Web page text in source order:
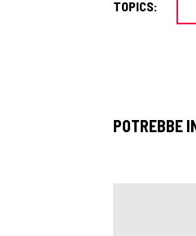
TOPICS:
POTREBBE